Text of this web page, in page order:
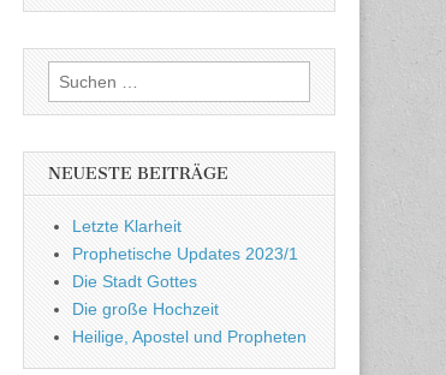
Suchen
nach:
NEUESTE BEITRÄGE
Letzte Klarheit
Prophetische Updates 2023/1
Die Stadt Gottes
Die große Hochzeit
Heilige, Apostel und Propheten